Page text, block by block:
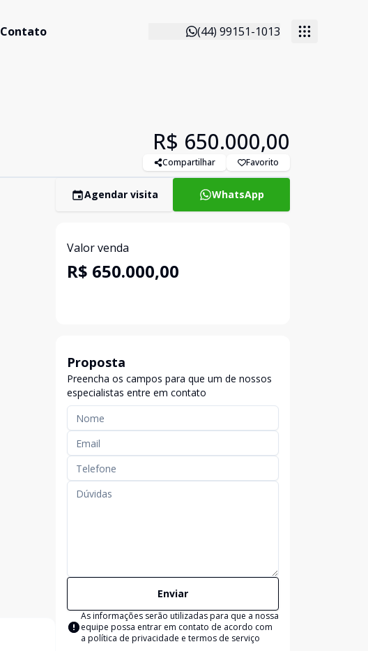
Contato (44) 99151-1013
R$ 650.000,00
Compartilhar Favorito
Agendar visita WhatsApp
Valor venda
R$ 650.000,00
Proposta
Preencha os campos para que um de nossos
especialistas entre em contato
Enviar
As informações serão utilizadas para que a nossa
equipe possa entrar em contato de acordo com
a política de privacidade e termos de serviço